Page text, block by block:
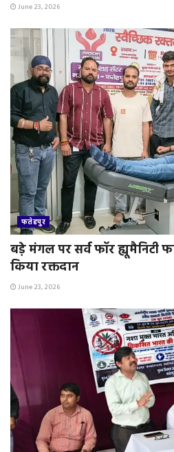
June 23, 2026
फतेहपुर
बड़े मंगल पर सर्व फॉर ह्यूमैनिटी
किया रक्तदान
June 23, 2026